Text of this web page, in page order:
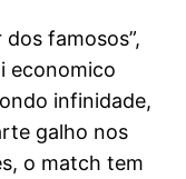
famosos”,
economico
infinidade,
galho nos
o match tem